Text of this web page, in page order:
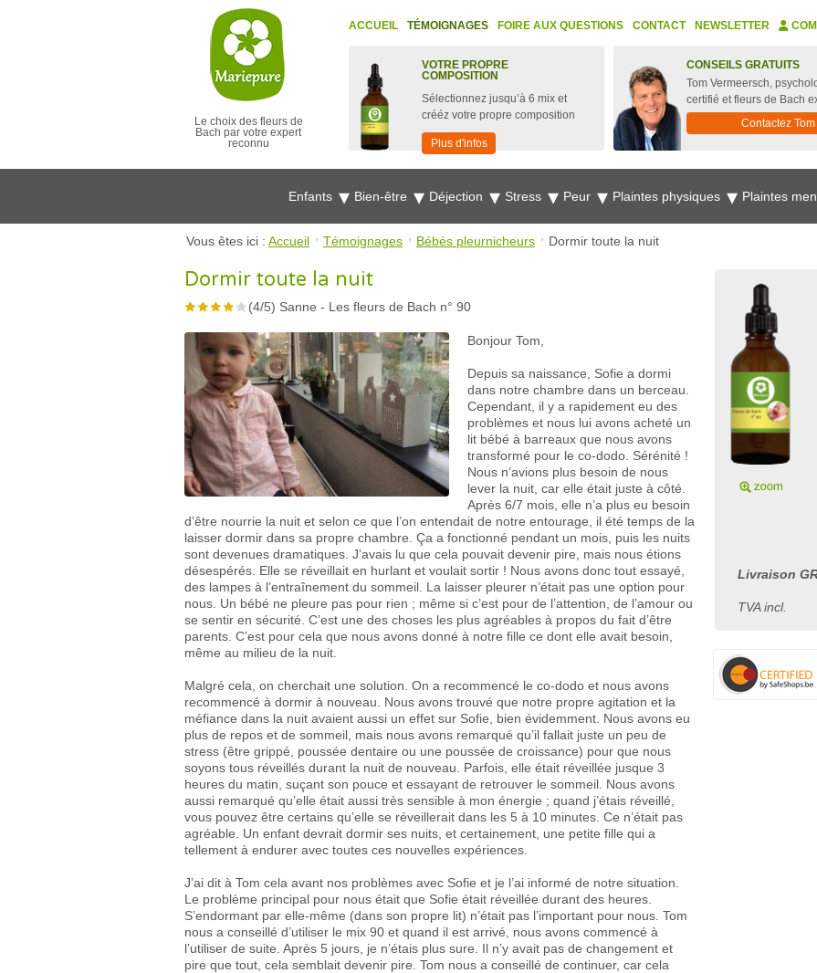
Le choix des fleurs de
Bach par votre expert
reconnu
ACCUEIL TÉMOIGNAGES FOIRE AUX QUESTIONS CONTACT NEWSLETTER
VOTRE PROPRE
COMPOSITION
Sélectionnez jusqu’à 6 mix et
crééz votre propre composition
Plus d'infos
CONSEILS GRATUITS
Tom Vermeersch,
certifié et fleurs de Bach
Contactez Tom
Enfants Bien-être Déjection Stress Peur Plaintes physiques Plaintes
Vous êtes ici : Accueil Témoignages Bébés pleurnicheurs Dormir toute la nuit
Dormir toute la nuit
(4/5) Sanne - Les fleurs de Bach n° 90
Bonjour Tom,
Depuis sa naissance, Sofie a dormi
dans notre chambre dans un berceau.
Cependant, il y a rapidement eu des
problèmes et nous lui avons acheté un
lit bébé à barreaux que nous avons
transformé pour le co-dodo. Sérénité !
Nous n’avions plus besoin de nous
lever la nuit, car elle était juste à côté.
Après 6/7 mois, elle n’a plus eu besoin
d’être nourrie la nuit et selon ce que l’on entendait de notre entourage, il été temps de la
laisser dormir dans sa propre chambre. Ça a fonctionné pendant un mois, puis les nuits
sont devenues dramatiques. J’avais lu que cela pouvait devenir pire, mais nous étions
désespérés. Elle se réveillait en hurlant et voulait sortir ! Nous avons donc tout essayé,
des lampes à l’entraînement du sommeil. La laisser pleurer n’était pas une option pour
nous. Un bébé ne pleure pas pour rien ; même si c’est pour de l’attention, de l’amour ou
se sentir en sécurité. C’est une des choses les plus agréables à propos du fait d’être
parents. C’est pour cela que nous avons donné à notre fille ce dont elle avait besoin,
même au milieu de la nuit.
Malgré cela, on cherchait une solution. On a recommencé le co-dodo et nous avons
recommencé à dormir à nouveau. Nous avons trouvé que notre propre agitation et la
méfiance dans la nuit avaient aussi un effet sur Sofie, bien évidemment. Nous avons eu
plus de repos et de sommeil, mais nous avons remarqué qu’il fallait juste un peu de
stress (être grippé, poussée dentaire ou une poussée de croissance) pour que nous
soyons tous réveillés durant la nuit de nouveau. Parfois, elle était réveillée jusque 3
heures du matin, suçant son pouce et essayant de retrouver le sommeil. Nous avons
aussi remarqué qu’elle était aussi très sensible à mon énergie ; quand j’étais réveillé,
vous pouvez être certains qu’elle se réveillerait dans les 5 à 10 minutes. Ce n’était pas
agréable. Un enfant devrait dormir ses nuits, et certainement, une petite fille qui a
tellement à endurer avec toutes ces nouvelles expériences.
J’ai dit à Tom cela avant nos problèmes avec Sofie et je l’ai informé de notre situation.
Le problème principal pour nous était que Sofie était réveillée durant des heures.
S’endormant par elle-même (dans son propre lit) n’était pas l’important pour nous. Tom
nous a conseillé d’utiliser le mix 90 et quand il est arrivé, nous avons commencé à
l’utiliser de suite. Après 5 jours, je n’étais plus sure. Il n’y avait pas de changement et
pire que tout, cela semblait devenir pire. Tom nous a conseillé de continuer, car cela
Livraison
TVA incl.